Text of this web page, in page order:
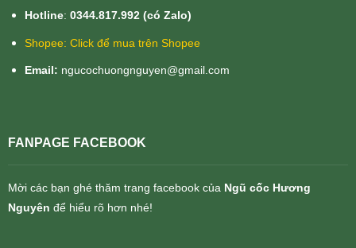
Hotline: 0344.817.992 (có Zalo)
Shopee: Click để mua trên Shopee
Email: ngucochuongnguyen@gmail.com
FANPAGE FACEBOOK
Mời các bạn ghé thăm trang facebook của Ngũ cốc Hương
Nguyên để hiểu rõ hơn nhé!